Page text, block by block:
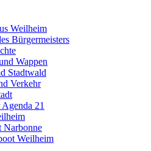
Weilheim
Bürgermeisters
Wappen
Stadtwald
Verkehr
21
Narbonne
Weilheim